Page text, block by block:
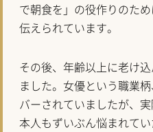
で朝食を」の役作りのた
伝えられています。
その後、年齢以上に老け
ました。女優という職業
バーされていましたが、
本人もずいぶん悩まれてい